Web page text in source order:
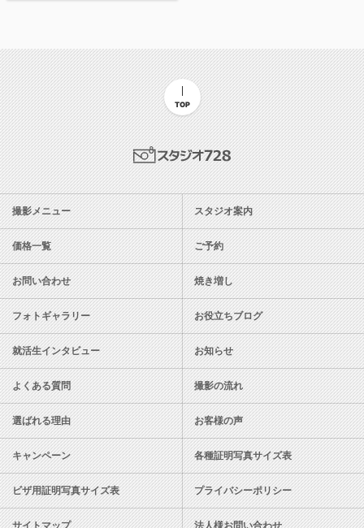
TOP
スタジオ728
撮影メニュー スタジオ案内
価格一覧 ご予約
お問い合わせ 焼き増し
フォトギャラリー お役立ちブログ
就活生インタビュー お知らせ
よくある質問 撮影の流れ
選ばれる理由 お客様の声
キャンペーン 各種証明写真サイズ表
ビザ用証明写真サイズ表 プライバシーポリシー
サイトマップ 法人様お問い合わせ